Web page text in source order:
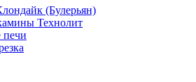
(Булерьян)
Технолит